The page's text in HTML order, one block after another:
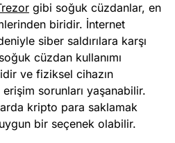
gibi soğuk cüzdanlar, en
biridir. İnternet
siber saldırılara karşı
cüzdan kullanımı
ve fiziksel cihazın
sorunları yaşanabilir.
kripto para saklamak
bir seçenek olabilir.